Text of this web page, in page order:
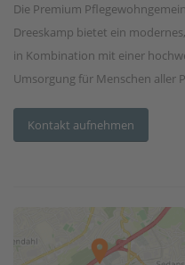
Die Premium
Dreeskamp bietet ein
in Kombination mit einer
Umsorgung für Menschen aller
Kontakt aufnehmen